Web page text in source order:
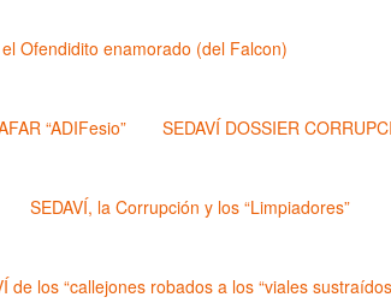
Ofendidito enamorado (del Falcon)
“ADIFesio” SEDAVÍ DOSSIER
SEDAVÍ, la Corrupción y los “Limpiadores”
de los “callejones robados a los “viales